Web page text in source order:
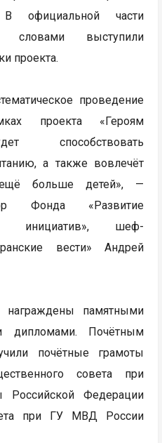
официальной части
словами выступили
проекта.
проведение
проекта «Героям
способствовать
а также вовлечёт
больше детей», —
Фонда «Развитие
инициатив», шеф-
вести» Андрей
памятными
дипломами. Почётным
почётные грамоты
совета при
Российской Федерации
при ГУ МВД России